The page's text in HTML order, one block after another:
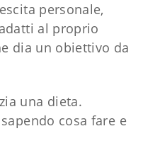
personale,
al proprio
dia un obiettivo da
una dieta.
cosa fare e